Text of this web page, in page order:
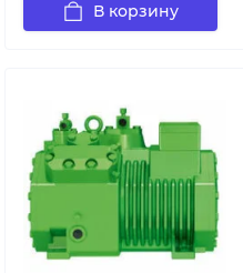
В корзину